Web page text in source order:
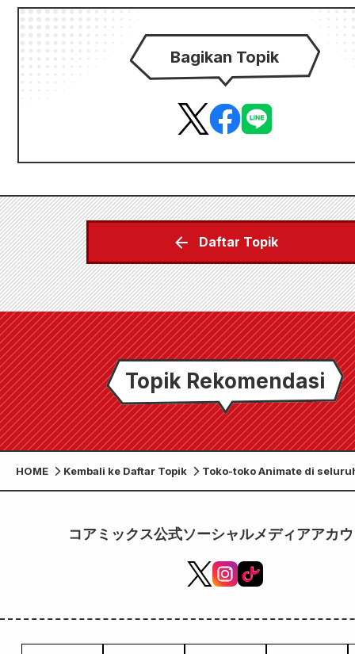
Bagikan Topik
Daftar Topik
Topik Rekomendasi
HOME Kembali ke Daftar Topik
Toko-toko Animate di
Dragonman Who Saved Me
diberikan sebagai bonus.
コアミックス公式ソーシャルメディアアカ